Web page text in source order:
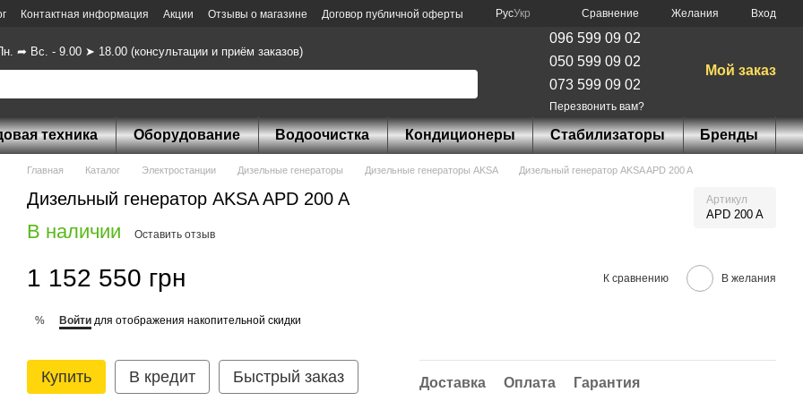
Контактная информация Акции Отзывы о магазине Договор публичной оферты РусУкр Сравнение Желания Вход
➦ Вс. - 9.00 ➤ 18.00 (консультации и приём заказов)
096 599 09 02
050 599 09 02
073 599 09 02
Перезвонить вам?
Мой заказ
техника Оборудование Водоочистка Кондиционеры Стабилизаторы Бренды
Главная Каталог Электростанции Дизельные генераторы Дизельные генераторы AKSA Дизельный генератор AKSA APD 200 A
Дизельный генератор AKSA APD 200 A Артикул
APD 200 A
В наличии Оставить отзыв
1 152 550 грн К сравнению В желания
% Войти для отображения накопительной скидки
Купить В кредит Быстрый заказ Доставка Оплата Гарантия